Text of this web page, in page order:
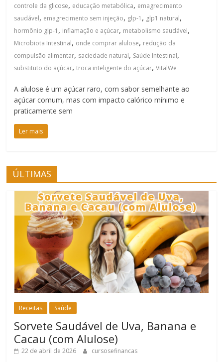
controle da glicose, educação metabólica, emagrecimento
saudável, emagrecimento sem injeção, glp-1 , glp1 natural,
hormônio glp-1 , inflamação e açúcar, metabolismo saudável,
Microbiota Intestinal, onde comprar alulose, redução da
compulsão alimentar, saciedade natural, Saúde Intestinal,
substituto do açúcar,troca inteligente do açúcar,VitalWe
A alulose é um açúcar raro, com sabor semelhante ao
açúcar comum, mas com impacto calórico mínimo e
praticamente sem
Ler mais
ÚLTIMAS
Receitas Saúde
Sorvete Saudável de Uva, Banana e
Cacau (com Alulose)
22 de abril de 2026 cursosefinancas